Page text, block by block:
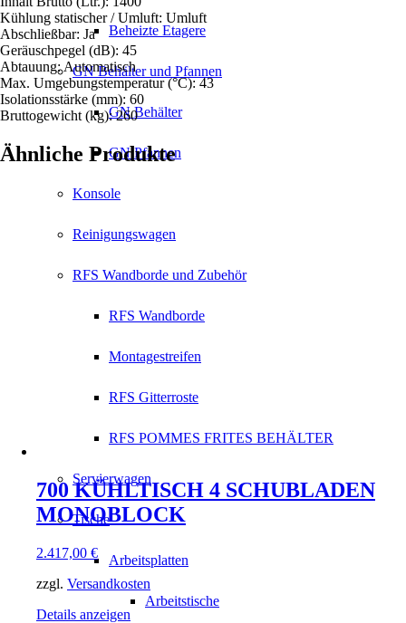
Beheizte Etagere
GN Behälter und Pfannen
GN Behälter
GN Pfannen
Konsole
Reinigungswagen
RFS Wandborde und Zubehör
RFS Wandborde
Montagestreifen
RFS Gitterroste
RFS POMMES FRITES BEHÄLTER
Servierwagen
Tische
Arbeitsplatten
Arbeitstische
Kühlung statischer / Umluft: Umluft
Abschließbar: Ja
Geräuschpegel (dB): 45
Abtauung: Automatisch
Max. Umgebungstemperatur (°C): 43
Isolationsstärke (mm): 60
Bruttogewicht (kg): 260
Ähnliche Produkte
700 KÜHLTISCH 4 SCHUBLADEN
MONOBLOCK
2.417,00 €
zzgl. Versandkosten
Details anzeigen